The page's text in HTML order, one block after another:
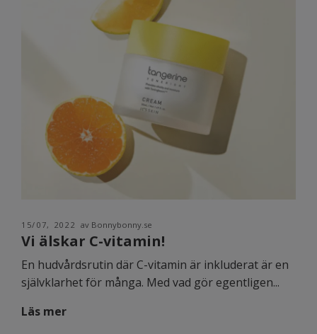
15/07, 2022 av Bonnybonny.se
Vi älskar C-vitamin!
En hudvårdsrutin där C-vitamin är inkluderat är en
självklarhet för många. Med vad gör egentligen...
Läs mer